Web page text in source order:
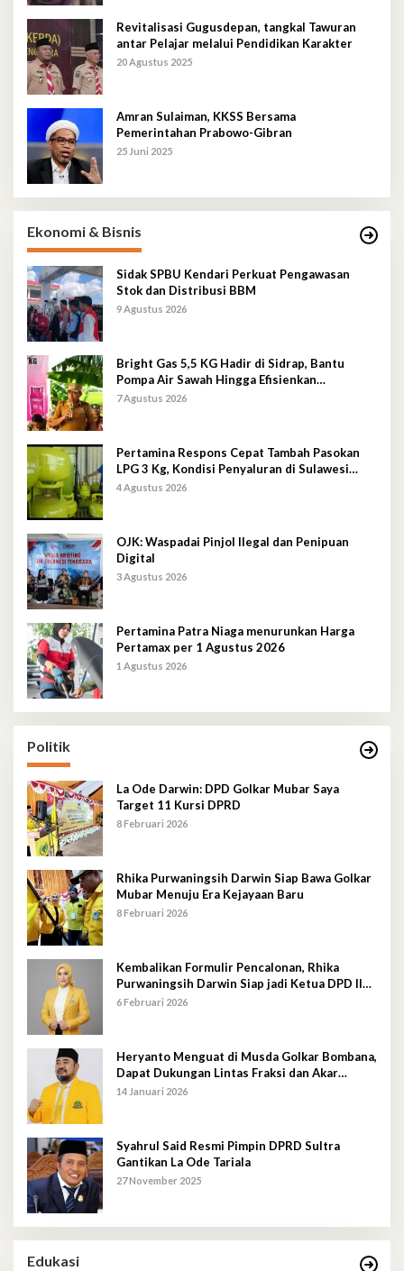
Revitalisasi Gugusdepan, tangkal Tawuran
antar Pelajar melalui Pendidikan Karakter
20 Agustus 2025
Amran Sulaiman, KKSS Bersama
Pemerintahan Prabowo-Gibran
25 Juni 2025
Ekonomi & Bisnis
Sidak SPBU Kendari Perkuat Pengawasan
Stok dan Distribusi BBM
9 Agustus 2026
Bright Gas 5,5 KG Hadir di Sidrap, Bantu
Pompa Air Sawah Hingga Efisienkan
Penyaluran Elpiji 3 Kg
7 Agustus 2026
Pertamina Respons Cepat Tambah Pasokan
LPG 3 Kg, Kondisi Penyaluran di Sulawesi
Selatan Berlangsung Kondusif
4 Agustus 2026
OJK: Waspadai Pinjol Ilegal dan Penipuan
Digital
3 Agustus 2026
Pertamina Patra Niaga menurunkan Harga
Pertamax per 1 Agustus 2026
1 Agustus 2026
Politik
La Ode Darwin: DPD Golkar Mubar Saya
Target 11 Kursi DPRD
8 Februari 2026
Rhika Purwaningsih Darwin Siap Bawa Golkar
Mubar Menuju Era Kejayaan Baru
8 Februari 2026
Kembalikan Formulir Pencalonan, Rhika
Purwaningsih Darwin Siap jadi Ketua DPD II
Golkar Mubar
6 Februari 2026
Heryanto Menguat di Musda Golkar Bombana,
Dapat Dukungan Lintas Fraksi dan Akar
Rumput
14 Januari 2026
Syahrul Said Resmi Pimpin DPRD Sultra
Gantikan La Ode Tariala
27 November 2025
Edukasi